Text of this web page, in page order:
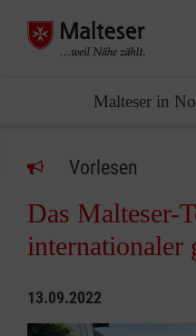
Malteser in
Vorlesen
Das Malteser-
internationaler
13.09.2022